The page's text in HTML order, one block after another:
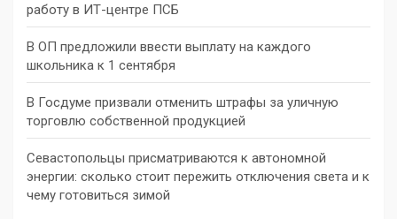
работу в ИТ-центре ПСБ
В ОП предложили ввести выплату на каждого
школьника к 1 сентября
В Госдуме призвали отменить штрафы за уличную
торговлю собственной продукцией
Севастопольцы присматриваются к автономной
энергии: сколько стоит пережить отключения света и к
чему готовиться зимой